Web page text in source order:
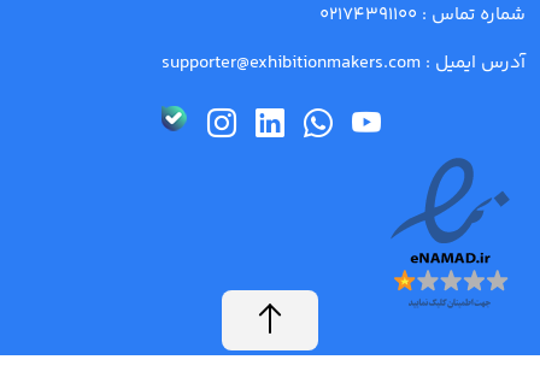
شماره تماس : 02174391100
آدرس ایمیل : supporter@exhibitionmakers.com